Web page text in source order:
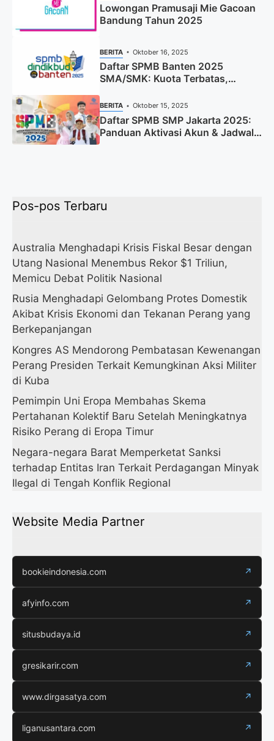
Lowongan Pramusaji Mie Gacoan
Bandung Tahun 2025
BERITA Oktober 16, 2025
Daftar SPMB Banten 2025
SMA/SMK: Kuota Terbatas,
BERITA Oktober 15, 2025
Daftar SPMB SMP Jakarta 2025:
Panduan Aktivasi Akun & Jadwal
Lengkap
Pos-pos Terbaru
Australia Menghadapi Krisis Fiskal Besar dengan
Utang Nasional Menembus Rekor $1 Triliun,
Memicu Debat Politik Nasional
Rusia Menghadapi Gelombang Protes Domestik
Akibat Krisis Ekonomi dan Tekanan Perang yang
Berkepanjangan
Kongres AS Mendorong Pembatasan Kewenangan
Perang Presiden Terkait Kemungkinan Aksi Militer
di Kuba
Pemimpin Uni Eropa Membahas Skema
Pertahanan Kolektif Baru Setelah Meningkatnya
Risiko Perang di Eropa Timur
Negara-negara Barat Memperketat Sanksi
terhadap Entitas Iran Terkait Perdagangan Minyak
Ilegal di Tengah Konflik Regional
Website Media Partner
bookieindonesia.com ↗
afyinfo.com ↗
situsbudaya.id ↗
gresikarir.com ↗
www.dirgasatya.com ↗
liganusantara.com ↗